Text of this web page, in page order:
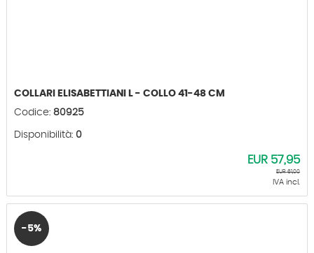
COLLARI ELISABETTIANI L - COLLO 41-48 CM
Codice: 80925
Disponibilità: 0
EUR 57,95
EUR61,00
IVA incl.
-5%